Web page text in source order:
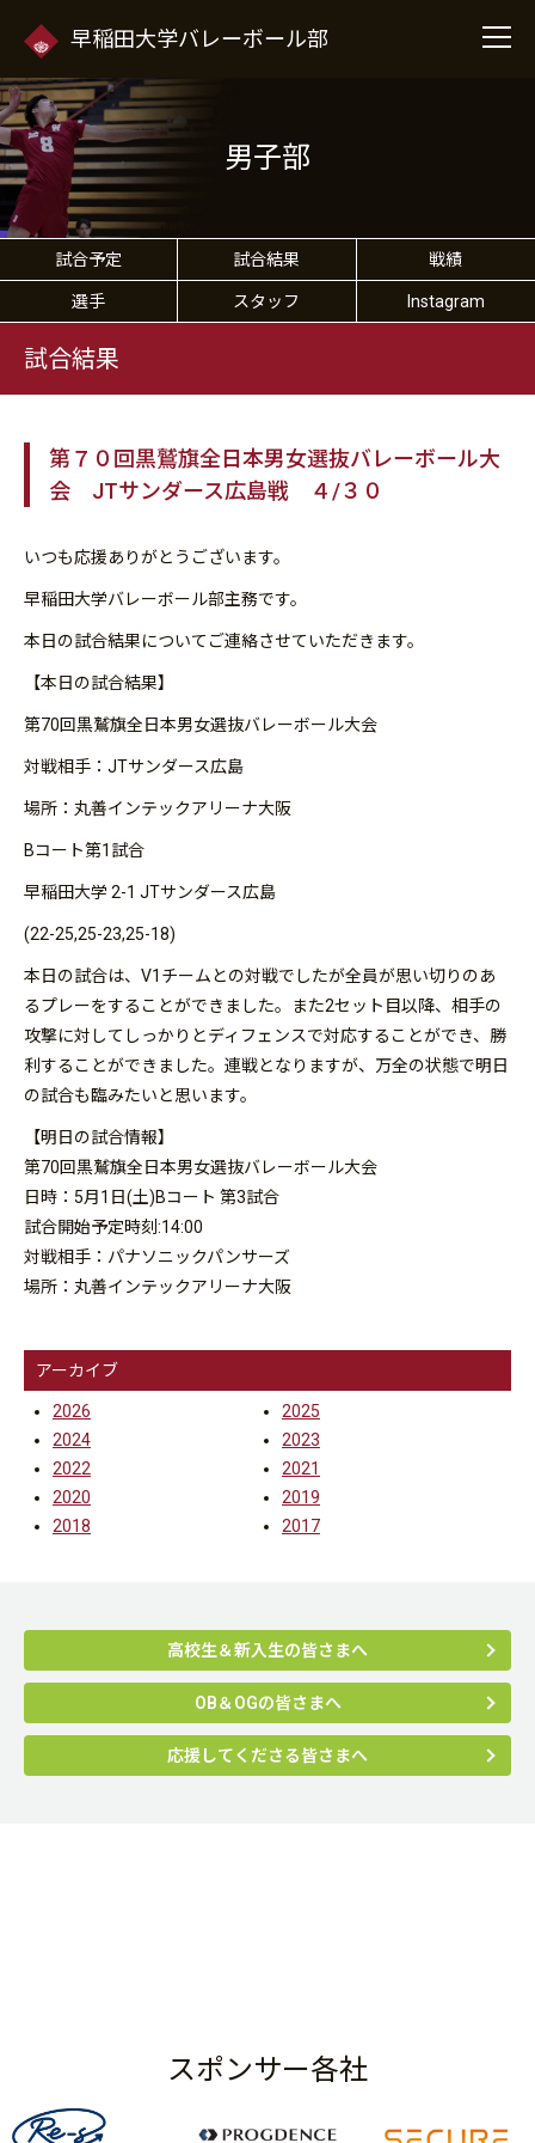
早稲田大学バレーボール部
男子部
試合予定 試合結果 戦績
選手 スタッフ Instagram
試合結果
第７０回黒鷲旗全日本男女選抜バレーボール大
会 JTサンダース広島戦 ４/３０
いつも応援ありがとうございます。
早稲田大学バレーボール部主務です。
本日の試合結果についてご連絡させていただきます。
【本日の試合結果】
第70回黒鷲旗全日本男女選抜バレーボール大会
対戦相手：JTサンダース広島
場所：丸善インテックアリーナ大阪
Bコート第1試合
早稲田大学 2-1 JTサンダース広島
(22-25,25-23,25-18)
本日の試合は、V1チームとの対戦でしたが全員が思い切りのあ
るプレーをすることができました。また2セット目以降、相手の
攻撃に対してしっかりとディフェンスで対応することができ、勝
利することができました。連戦となりますが、万全の状態で明日
の試合も臨みたいと思います。
【明日の試合情報】
第70回黒鷲旗全日本男女選抜バレーボール大会
日時：5月1日(土)Bコート 第3試合
試合開始予定時刻:14:00
対戦相手：パナソニックパンサーズ
場所：丸善インテックアリーナ大阪
アーカイブ
2026
2025
2024
2023
2022
2021
2020
2019
2018
2017
高校生＆新入生の皆さまへ
OB＆OGの皆さまへ
応援してくださる皆さまへ
スポンサー各社